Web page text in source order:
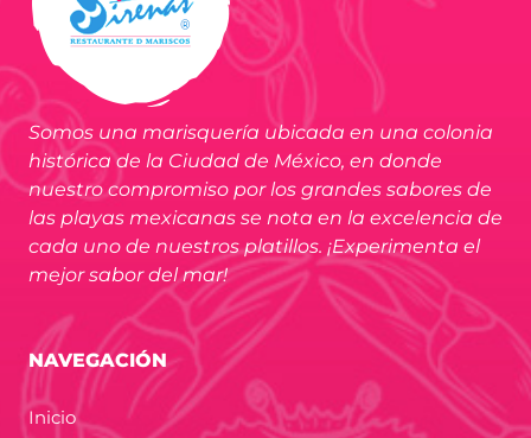
Somos una marisquería ubicada en una colonia
histórica de la Ciudad de México, en donde
nuestro compromiso por los grandes sabores de
las playas mexicanas se nota en la excelencia de
cada uno de nuestros platillos. ¡Experimenta el
mejor sabor del mar!
NAVEGACIÓN
Inicio